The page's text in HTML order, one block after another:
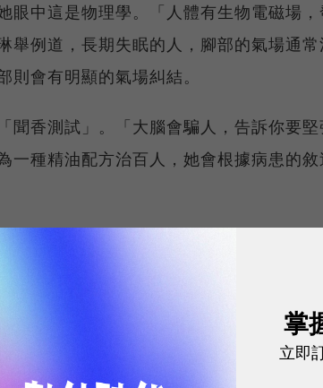
眼中這是物理學。「人體有生物電磁場
舉例道，長期失眠的人，腳部的氣場通
會有明顯的氣場糾結。
聞香測試」。「大腦會騙人，告訴你要
一種精油配方治百人，她會根據病患的
長期拒學的孩子，可能對放鬆的柑橘類
反應，原因在於岩玫瑰在芳香醫學中具
憶暫存區，透過香氣的引導，使病患在
最具全球市場潛能的創新實踐！立即報名
掌
立即